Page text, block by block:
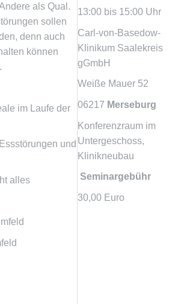
als Qual.
sollen
denn auch
können
im Laufe der
und
alles
13:00 bis 15:00 Uhr
Carl-von-Basedow-
Klinikum Saalekreis
gGmbH
Weiße Mauer 52
06217 Merseburg
Konferenzraum im
Untergeschoss,
Klinikneubau
Seminargebühr
30,00 Euro